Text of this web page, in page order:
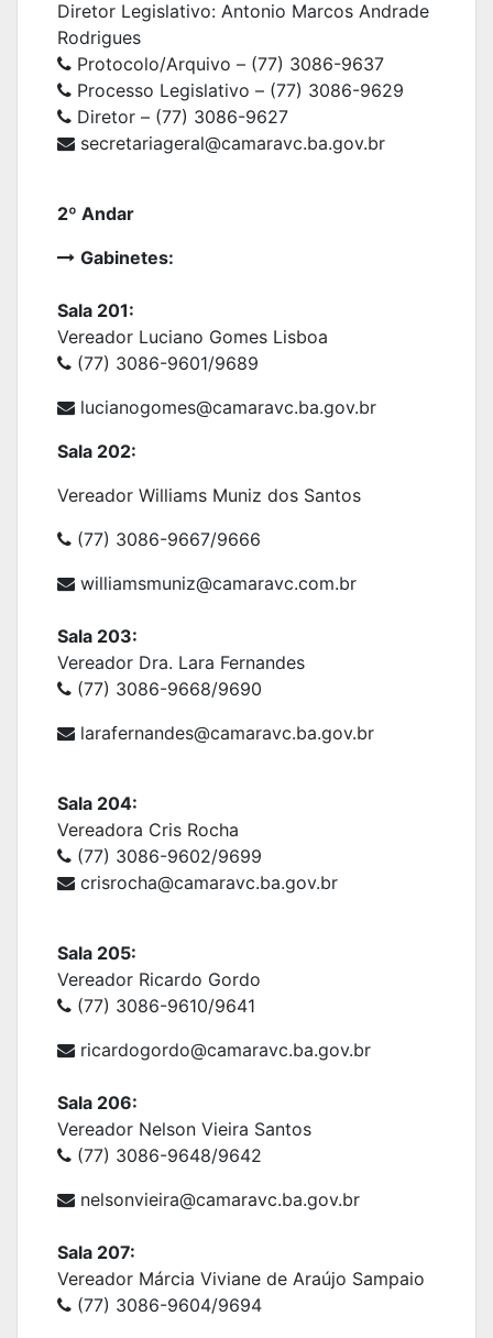
Diretor Legislativo: Antonio Marcos Andrade
Rodrigues
Protocolo/Arquivo – (77) 3086-9637
Processo Legislativo – (77) 3086-9629
Diretor – (77) 3086-9627
secretariageral@camaravc.ba.gov.br
2º Andar
Gabinetes:
Sala 201:
Vereador Luciano Gomes Lisboa
(77) 3086-9601/9689
lucianogomes@camaravc.ba.gov.br
Sala 202:
Vereador Williams Muniz dos Santos
(77) 3086-9667/9666
williamsmuniz@camaravc.com.br
Sala 203:
Vereador Dra. Lara Fernandes
(77) 3086-9668/9690
larafernandes@camaravc.ba.gov.br
Sala 204:
Vereadora Cris Rocha
(77) 3086-9602/9699
crisrocha@camaravc.ba.gov.br
Sala 205:
Vereador Ricardo Gordo
(77) 3086-9610/9641
ricardogordo@camaravc.ba.gov.br
Sala 206:
Vereador Nelson Vieira Santos
(77) 3086-9648/9642
nelsonvieira@camaravc.ba.gov.br
Sala 207:
Vereador Márcia Viviane de Araújo Sampaio
(77) 3086-9604/9694